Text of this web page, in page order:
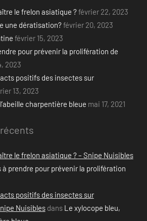
le frelon asiatique ?février 22, 2023
une dératisation?février 20, 2023
février 15, 2023
pour prévenir la prolifération de
2023
positifs des insectes sur
13, 2023
charpentière bleue mai 17, 2021
le frelon asiatique ? – Snipe Nuisibles
à prendre pour prévenir la prolifération
positifs des insectes sur
Nuisiblesdans Le xylocope bleu,